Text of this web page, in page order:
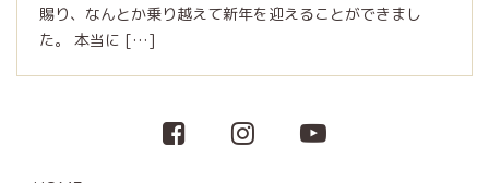
賜り、なんとか乗り越えて新年を迎えることができまし
た。 本当に […]